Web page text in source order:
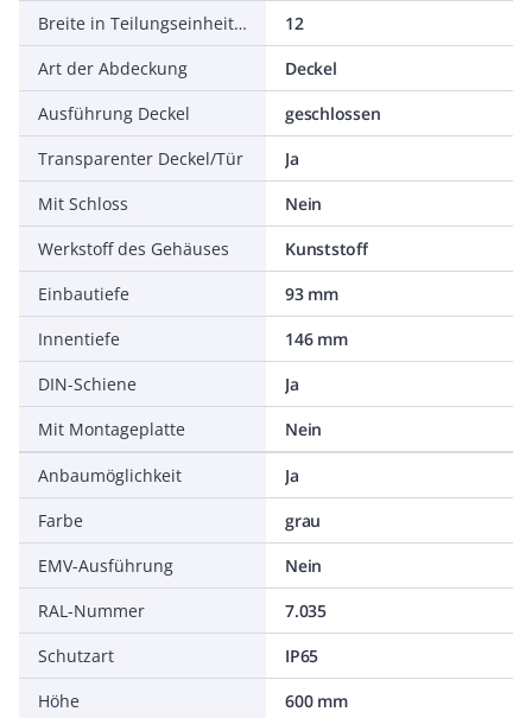
Breite in Teilungseinheiten
12
Art der Abdeckung
Deckel
Ausführung Deckel
geschlossen
Transparenter Deckel/Tür
Ja
Mit Schloss
Nein
Werkstoff des Gehäuses
Kunststoff
Einbautiefe
93 mm
Innentiefe
146 mm
DIN-Schiene
Ja
Mit Montageplatte
Nein
Anbaumöglichkeit
Ja
Farbe
grau
EMV-Ausführung
Nein
RAL-Nummer
7.035
Schutzart
IP65
Höhe
600 mm